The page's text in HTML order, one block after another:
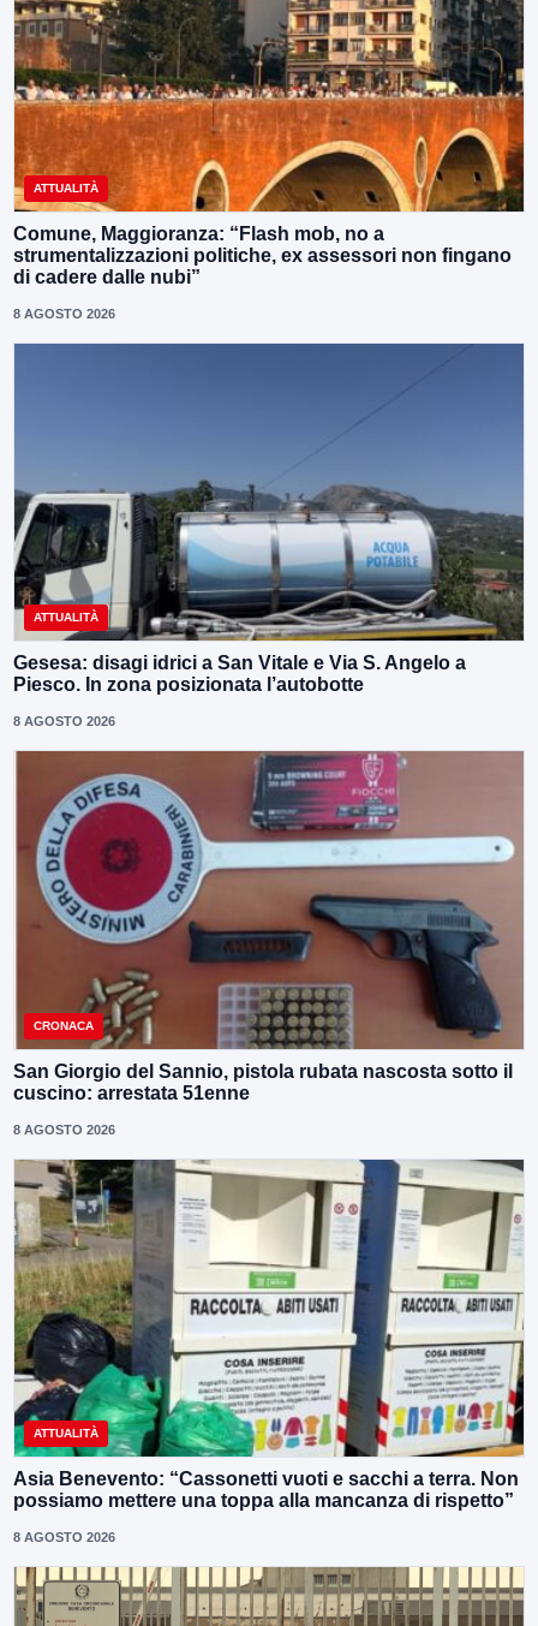
ATTUALITÀ
Comune, Maggioranza: “Flash mob, no a
strumentalizzazioni politiche, ex assessori non fingano
di cadere dalle nubi”
8 AGOSTO 2026
ATTUALITÀ
Gesesa: disagi idrici a San Vitale e Via S. Angelo a
Piesco. In zona posizionata l’autobotte
8 AGOSTO 2026
CRONACA
San Giorgio del Sannio, pistola rubata nascosta sotto il
cuscino: arrestata 51enne
8 AGOSTO 2026
ATTUALITÀ
Asia Benevento: “Cassonetti vuoti e sacchi a terra. Non
possiamo mettere una toppa alla mancanza di rispetto”
8 AGOSTO 2026